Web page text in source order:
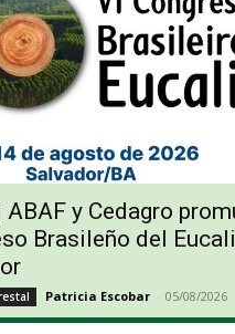
ABAF y Cedagro
Brasileño del
Patricia Escobar - 05/08/2026